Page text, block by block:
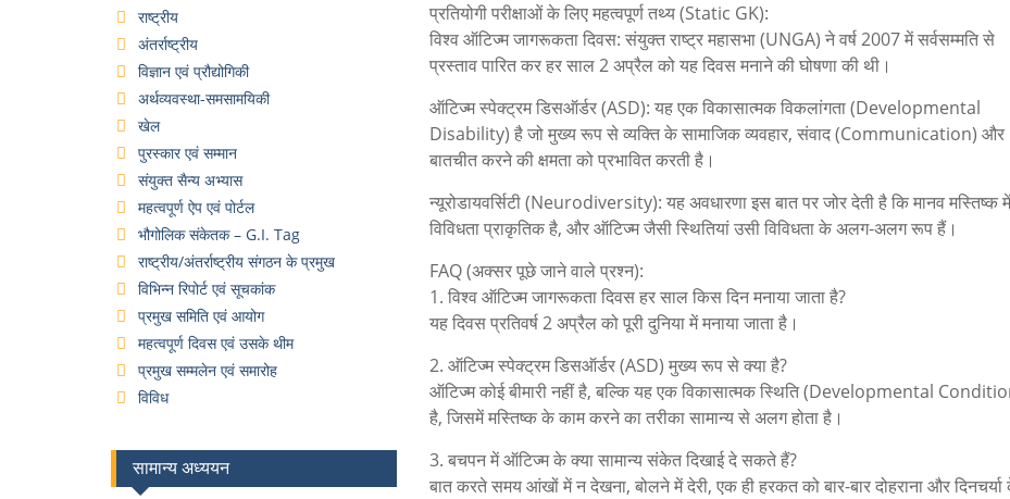
प्रतियोगी परीक्षाओं के लिए महत्वपूर्ण तथ्य (Static GK):
विश्व ऑटिज्म जागरूकता दिवस: संयुक्त राष्ट्र महासभा (UNGA) ने वर्ष 2007 में सर्वसम्मति से
प्रस्ताव पारित कर हर साल 2 अप्रैल को यह दिवस मनाने की घोषणा की थी।
ऑटिज्म स्पेक्ट्रम डिसऑर्डर (ASD): यह एक विकासात्मक विकलांगता (Developmental
Disability) है जो मुख्य रूप से व्यक्ति के सामाजिक व्यवहार, संवाद (Communication) और
बातचीत करने की क्षमता को प्रभावित करती है।
न्यूरोडायवर्सिटी (Neurodiversity): यह अवधारणा इस बात पर जोर देती है कि मानव मस्तिष्क में
विविधता प्राकृतिक है, और ऑटिज्म जैसी स्थितियां उसी विविधता के अलग-अलग रूप हैं।
FAQ (अक्सर पूछे जाने वाले प्रश्न):
1. विश्व ऑटिज्म जागरूकता दिवस हर साल किस दिन मनाया जाता है?
यह दिवस प्रतिवर्ष 2 अप्रैल को पूरी दुनिया में मनाया जाता है।
2. ऑटिज्म स्पेक्ट्रम डिसऑर्डर (ASD) मुख्य रूप से क्या है?
ऑटिज्म कोई बीमारी नहीं है, बल्कि यह एक विकासात्मक स्थिति (Developmental
है, जिसमें मस्तिष्क के काम करने का तरीका सामान्य से अलग होता है।
3. बचपन में ऑटिज्म के क्या सामान्य संकेत दिखाई दे सकते हैं?
बात करते समय आंखों में न देखना, बोलने में देरी, एक ही हरकत को बार-बार दोहराना और
राष्ट्रीय
अंतर्राष्ट्रीय
विज्ञान एवं प्रौद्योगिकी
अर्थव्यवस्था-समसामयिकी
खेल
पुरस्कार एवं सम्मान
संयुक्त सैन्य अभ्यास
महत्वपूर्ण ऐप एवं पोर्टल
भौगोलिक संकेतक – G.I. Tag
राष्ट्रीय/अंतर्राष्ट्रीय संगठन के प्रमुख
विभिन्न रिपोर्ट एवं सूचकांक
प्रमुख समिति एवं आयोग
महत्वपूर्ण दिवस एवं उसके थीम
प्रमुख सम्मलेन एवं समारोह
विविध
सामान्य अध्ययन